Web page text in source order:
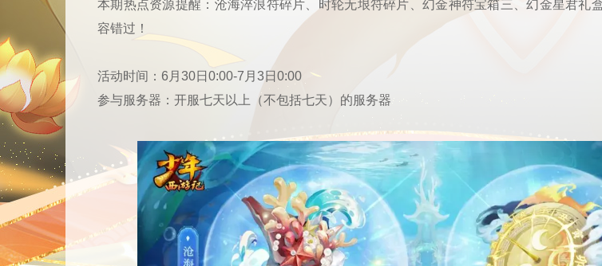
本期热点资源提醒：沧海淬浪符碎片、时轮无垠符碎片、幻金神符宝箱三、幻金星君礼
容错过！
活动时间：6月30日0:00-7月3日0:00
参与服务器：开服七天以上（不包括七天）的服务器